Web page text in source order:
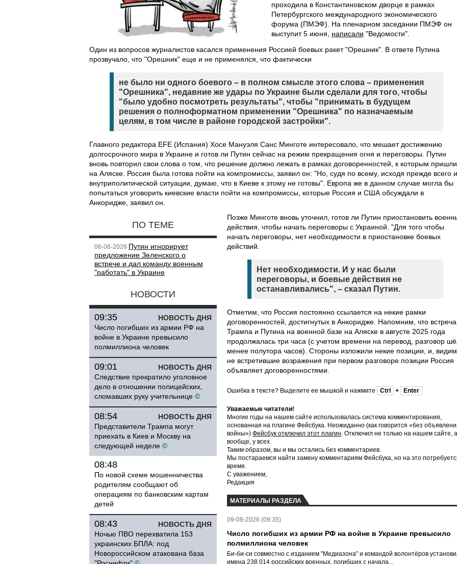
проходила в Константиновском дворце в рамках
Петербургского международного экономического
форума (ПМЭФ). На пленарном заседании ПМЭФ он
выступит 5 июня, написали "Ведомости".
Один из вопросов журналистов касался применения Россией боевых ракет "Орешник". В ответе Путина
прозвучало, что "Орешник" еще и не применялся, что фактически
не было ни одного боевого – в полном смысле этого слова – применения
"Орешника", недавние же удары по Украине были сделали для того, чтобы
"было удобно посмотреть результаты", чтобы "принимать в будущем
решения о полноформатном применении "Орешника" по назначаемым
целям, в том числе в районе городской застройки".
Главного редактора EFE (Испания) Хосе Мануэля Санс Минготе интересовало, что мешает достижению
долгосрочного мира в Украине и готов ли Путин сейчас на режим прекращения огня и переговоры. Путин
вновь повторил свои слова о том, что решение должно лежать в рамках договоренностей, к которым пришли
на Аляске. Россия была готова пойти на компромиссы, заявил он: "Но, судя по всему, исходя прежде всего
внутриполитической ситуации, думаю, что в Киеве к этому не готовы". Европа же в данном случае могла бы
попытаться уговорить киевские власти пойти на компромиссы, которые Россия и США обсуждали в
Анкоридже, заявил он.
ПО ТЕМЕ
06-06-2026 Путин игнорирует
предложение Зеленского о
встрече и дал команду военным
"работать" в Украине
НОВОСТИ
НОВОСТЬ ДНЯ
09:35
Число погибших из армии РФ на
войне в Украине превысило
полмиллиона человек
НОВОСТЬ ДНЯ
09:01
Следствие прекратило уголовное
дело в отношении полицейских,
сломавших руку учительнице ©
НОВОСТЬ ДНЯ
08:54
Представители Трампа могут
приехать в Киев и Москву на
следующей неделе ©
08:48
По новой схеме мошенничества
родителям сообщают об
операциям по банковским картам
детей
НОВОСТЬ ДНЯ
08:43
Ночью ПВО перехватила 153
украинских БПЛА: под
Новороссийском атакована база
Позже Минготе вновь уточнил, готов ли Путин приостановить
действия, чтобы начать переговоры с Украиной. "Для того чтобы
начать переговоры, нет необходимости в приостановке боевых
действий.
Нет необходимости. И у нас были
переговоры, и боевые действия не
останавливались", – сказал Путин.
Отметим, что Россия постоянно ссылается на некие рамки
договоренностей, достигнутых в Анкоридже. Напомним, что встреча
Трампа и Путина на военной базе на Аляске в августе 2025 года
продолжалась три часа (с учетом времени на перевод, разговор
менее полутора часов). Стороны изложили некие позиции, и,
не встретившие возражения при первом разговоре позиции Россия
объявляет договоренностями.
Ошибка в тексте? Выделите ее мышкой и нажмите Ctrl + Enter
Уважаемые читатели!
Многие годы на нашем сайте использовалась система комментирования,
основанная на плагине Фейсбука. Неожиданно (как говорится «без
войны») Фейсбук отключил этот плагин. Отключил не только на нашем сайте, а
вообще, у всех.
Таким образом, вы и мы остались без комментариев.
Мы постараемся найти замену комментариям Фейсбука, но на это
время.
С уважением,
Редакция
МАТЕРИАЛЫ РАЗДЕЛА
09-08-2026 (09:35)
Число погибших из армии РФ на войне в Украине превысило
полмиллиона человек
Би-би-си совместно с изданием "Медиазона" и командой волонтёров
имена 238 014 российских военных, погибших с начала...